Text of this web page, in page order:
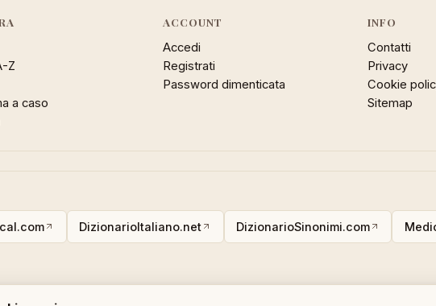
Z
a caso
ACCOUNT
Accedi
Registrati
Password dimenticata
INFO
Contatti
Privacy
Cookie
Sitemap
DizionarioItaliano.net DizionarioSinonimi.com